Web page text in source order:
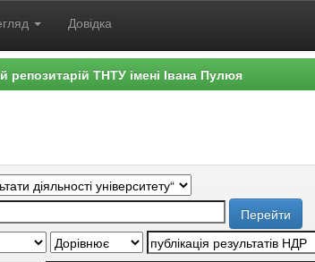
Довідка
репозитарій ТНТУ імені Івана Пулюя